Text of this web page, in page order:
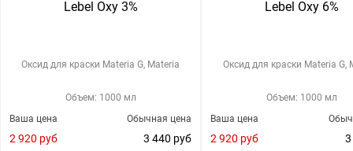
Lebel Oxy 3%
Оксид для краски Materia G, Materia
Объем: 1000 мл
Обычная цена
3 440 руб
Ваша цена
2 920 руб
Lebel Oxy 6%
Оксид для краски Materia G,
Объем: 1000 мл
3
Ваша цена
2 920 руб